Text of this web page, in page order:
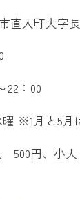
直入町大字
22：00
曜 ※1月と5月
500円、小